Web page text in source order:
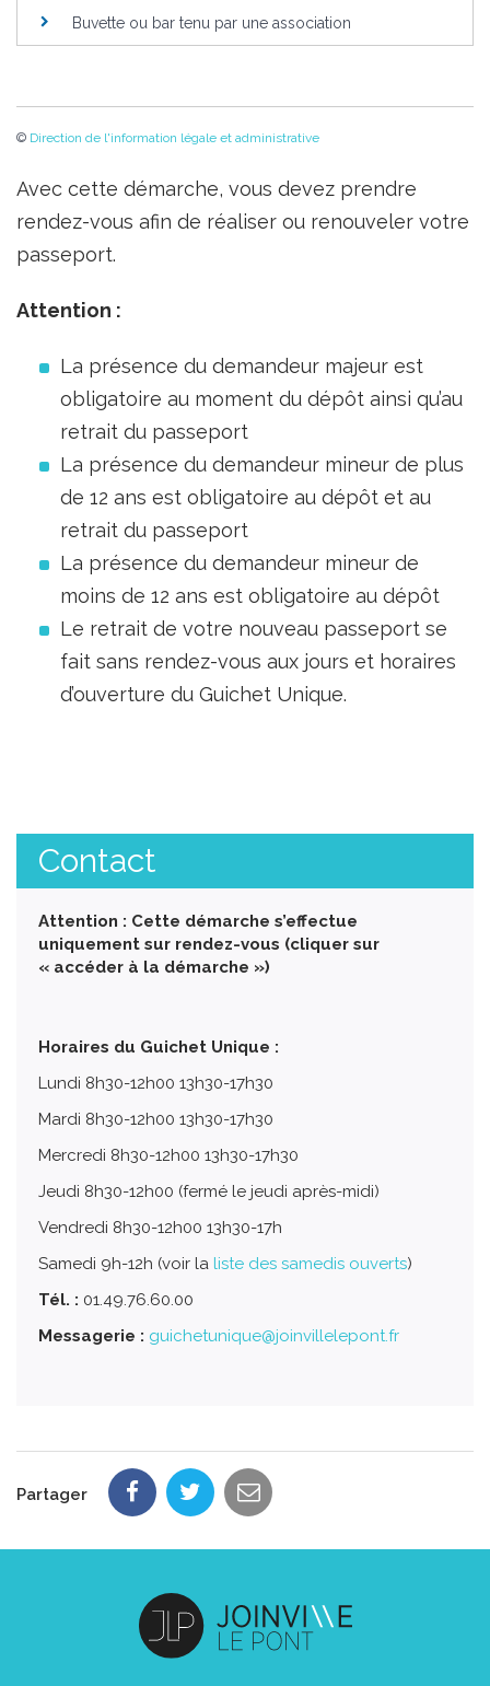
Buvette ou bar tenu par une association
© Direction de l'information légale et administrative
Avec cette démarche, vous devez prendre
rendez-vous afin de réaliser ou renouveler votre
passeport.
Attention :
La présence du demandeur majeur est
obligatoire au moment du dépôt ainsi qu’au
retrait du passeport
La présence du demandeur mineur de plus
de 12 ans est obligatoire au dépôt et au
retrait du passeport
La présence du demandeur mineur de
moins de 12 ans est obligatoire au dépôt
Le retrait de votre nouveau passeport se
fait sans rendez-vous aux jours et horaires
d’ouverture du Guichet Unique.
Contact
Attention : Cette démarche s’effectue
uniquement sur rendez-vous (cliquer sur
« accéder à la démarche »)
Horaires du Guichet Unique :
Lundi 8h30-12h00 13h30-17h30
Mardi 8h30-12h00 13h30-17h30
Mercredi 8h30-12h00 13h30-17h30
Jeudi 8h30-12h00 (fermé le jeudi après-midi)
Vendredi 8h30-12h00 13h30-17h
Samedi 9h-12h (voir la liste des samedis ouverts)
Tél. : 01.49.76.60.00
Messagerie : guichetunique@joinvillelepont.fr
Partager